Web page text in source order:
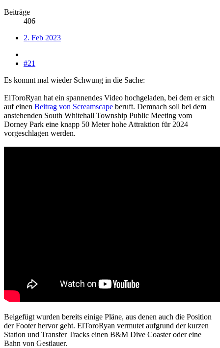
Beiträge
406
2. Feb 2023
#21
Es kommt mal wieder Schwung in die Sache:
ElToroRyan hat ein spannendes Video hochgeladen, bei dem er sich
auf einen Beitrag von Screamscape beruft. Demnach soll bei dem
anstehenden South Whitehall Township Public Meeting vom
Dorney Park eine knapp 50 Meter hohe Attraktion für 2024
vorgeschlagen werden.
Beigefügt wurden bereits einige Pläne, aus denen auch die Position
der Footer hervor geht. ElToroRyan vermutet aufgrund der kurzen
Station und Transfer Tracks einen B&M Dive Coaster oder eine
Bahn von Gestlauer.